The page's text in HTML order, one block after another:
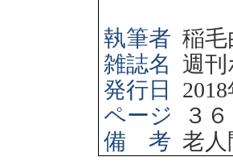
執筆者 稲毛
雑誌名
週
発行日
2018
ページ
３
備 考 老人